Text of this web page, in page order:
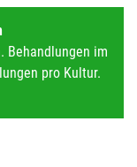
Behandlungen im
pro Kultur.